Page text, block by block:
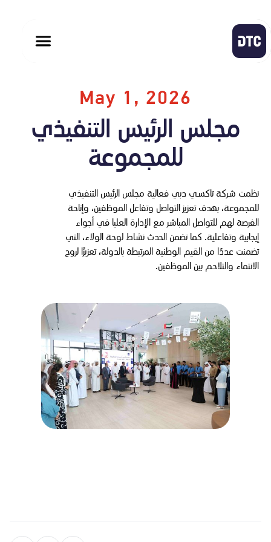
May 1, 2026
مجلس الرئيس التنفيذي
للمجموعة
نظمت شركة تاكسي دبي فعالية مجلس الرئيس التنفيذي
للمجموعة، بهدف تعزيز التواصل وتفاعل الموظفين، وإتاحة
الفرصة لهم للتواصل المباشر مع الإدارة العليا في أجواء
إيجابية وتفاعلية. كما تضمن الحدث نشاط لوحة الولاء، التي
تضمنت عددًا من القيم الوطنية المرتبطة بالدولة، تعزيزًا لروح
الانتماء والتلاحم بين الموظفين.